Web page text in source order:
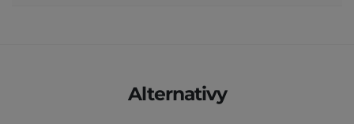
Alternativy